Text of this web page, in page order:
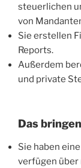
steuerlichen
von
Sie erstellen
Reports.
Außerdem
und private
Das
Sie haben
verfügen über